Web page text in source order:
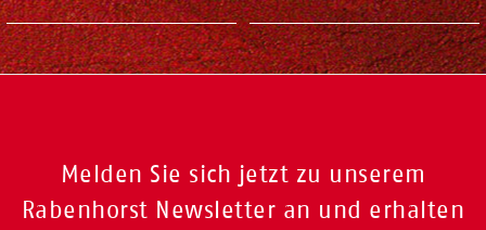
Melden Sie sich jetzt zu unserem
Rabenhorst Newsletter an und erhalten